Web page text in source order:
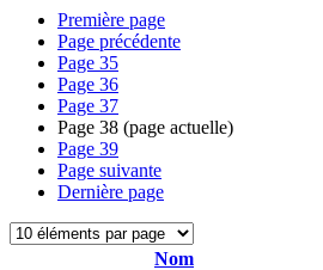
Première page
Page précédente
Page 35
Page 36
Page 37
Page 38 (page actuelle)
Page 39
Page suivante
Dernière page
Nom